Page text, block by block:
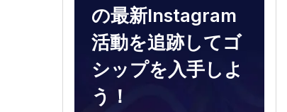
の最新Instagram
活動を追跡してゴ
シップを入手しよ
う！